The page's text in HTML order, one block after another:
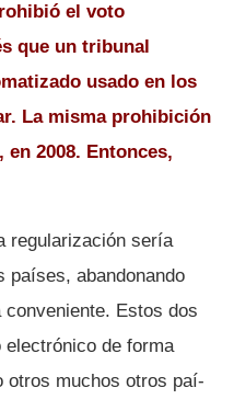
el voto
que un tribunal
usado en los
La misma prohibición
2008. Entonces,
regularización serí­a
paí­ses, abandonando
Estos dos
de forma
otros muchos otros paí­